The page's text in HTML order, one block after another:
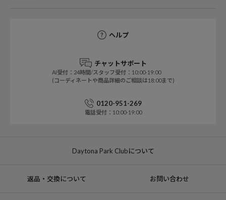
ヘルプ
チャットサポート
AI受付：24時間/スタッフ受付：10:00-19:00
(コーディネートや商品詳細のご相談は18:00まで)
0120-951-269
電話受付：10:00-19:00
Daytona Park Clubについて
返品・交換について お問い合わせ